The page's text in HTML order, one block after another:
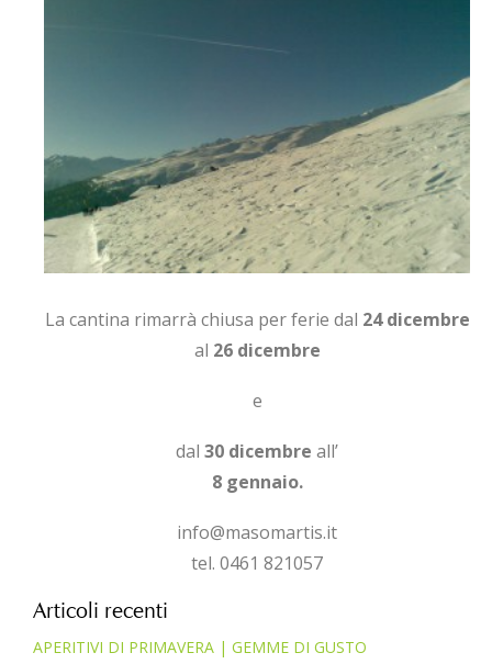
La cantina rimarrà chiusa per ferie dal 24 dicembre
al 26 dicembre
e
dal 30 dicembre all’
8 gennaio.
info@masomartis.it
tel. 0461 821057
Articoli recenti
APERITIVI DI PRIMAVERA | GEMME DI GUSTO